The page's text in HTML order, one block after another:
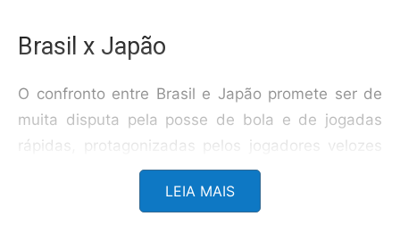
Brasil x Japão
O confronto entre Brasil e Japão promete ser de
muita disputa pela posse de bola e de jogadas
rápidas, protagonizadas pelos jogadores velozes
que compõem ambas as equipes.
LEIA MAIS